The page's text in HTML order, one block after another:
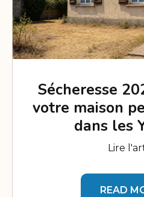
Sécheresse
votre maison
dans les
Lire
READ